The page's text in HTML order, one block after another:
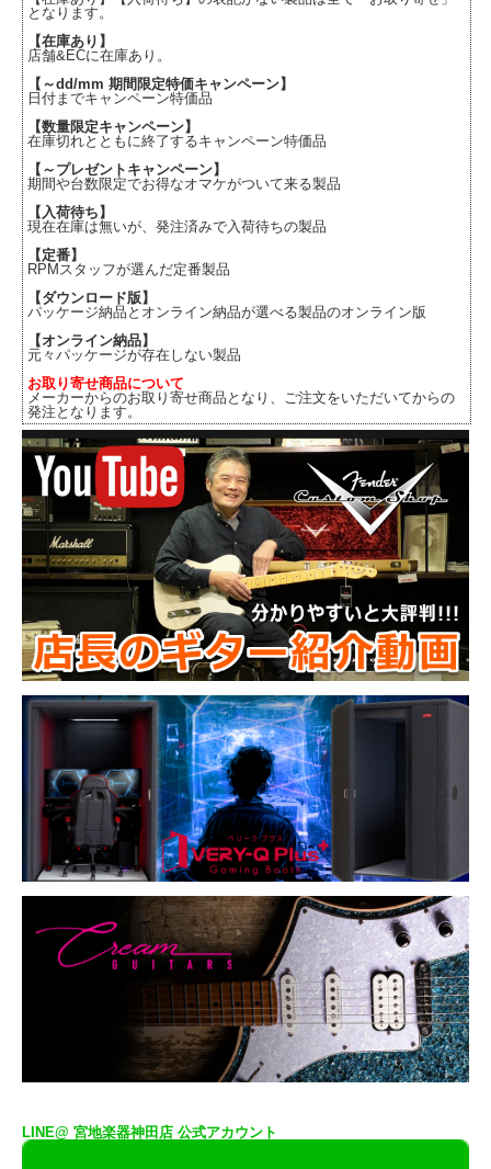
となります。
【在庫あり】
店舗&ECに在庫あり。
【～dd/mm 期間限定特価キャンペーン】
日付までキャンペーン特価品
【数量限定キャンペーン】
在庫切れとともに終了するキャンペーン特価品
【～プレゼントキャンペーン】
期間や台数限定でお得なオマケがついて来る製品
【入荷待ち】
現在在庫は無いが、発注済みで入荷待ちの製品
【定番】
RPMスタッフが選んだ定番製品
【ダウンロード版】
パッケージ納品とオンライン納品が選べる製品のオンライン版
【オンライン納品】
元々パッケージが存在しない製品
お取り寄せ商品について
メーカーからのお取り寄せ商品となり、ご注文をいただいてからの
発注となります。
LINE@ 宮地楽器神田店 公式アカウント